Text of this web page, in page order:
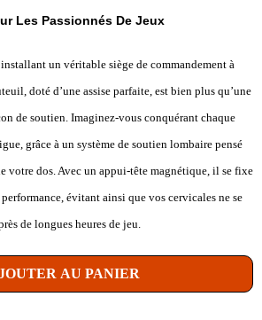
Les Passionnés De Jeux
un véritable siège de commandement à
doté d’une assise parfaite, est bien plus qu’une
de soutien. Imaginez-vous conquérant chaque
grâce à un système de soutien lombaire pensé
votre dos. Avec un appui-tête magnétique, il se fixe
évitant ainsi que vos cervicales ne se
de longues heures de jeu.
AU PANIER